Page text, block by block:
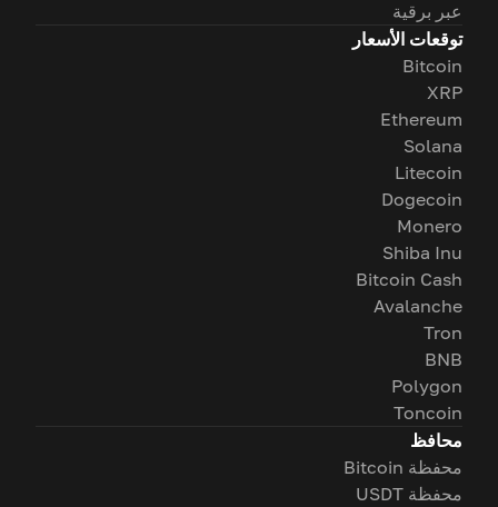
عبر برقية
توقعات الأسعار
Bitcoin
XRP
Ethereum
Solana
Litecoin
Dogecoin
Monero
Shiba Inu
Bitcoin Cash
Avalanche
Tron
BNB
Polygon
Toncoin
محافظ
محفظة Bitcoin
محفظة USDT